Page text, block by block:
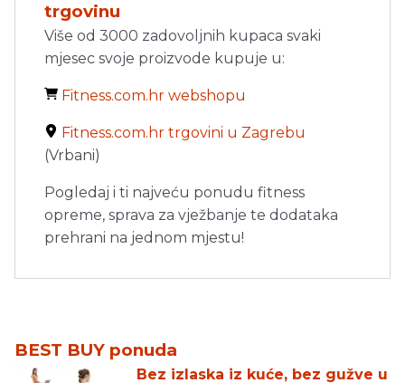
trgovinu
Više od 3000 zadovoljnih kupaca svaki
mjesec svoje proizvode kupuje u:
Fitness.com.hr webshopu
Fitness.com.hr trgovini u Zagrebu
(Vrbani)
Pogledaj i ti najveću ponudu fitness
opreme, sprava za vježbanje te dodataka
prehrani na jednom mjestu!
BEST BUY ponuda
Bez izlaska iz kuće, bez gužve u